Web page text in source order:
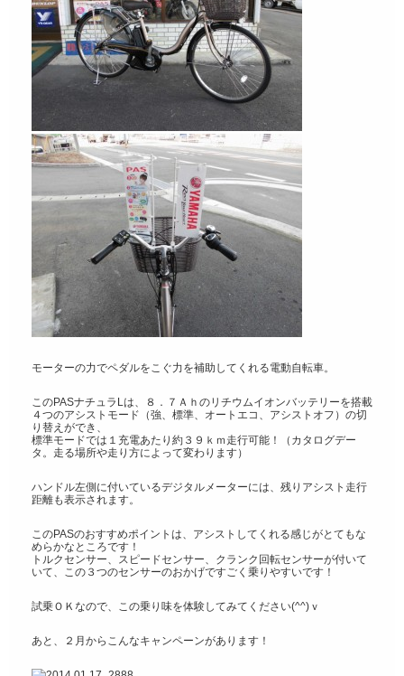
モーターの力でペダルをこぐ力を補助してくれる電動自転車。
このPASナチュラLは、８．７Ａｈのリチウムイオンバッテリーを搭載
４つのアシストモード（強、標準、オートエコ、アシストオフ）の切
り替えができ、
標準モードでは１充電あたり約３９ｋｍ走行可能！（カタログデー
タ。走る場所や走り方によって変わります）
ハンドル左側に付いているデジタルメーターには、残りアシスト走行
距離も表示されます。
このPASのおすすめポイントは、アシストしてくれる感じがとてもな
めらかなところです！
トルクセンサー、スピードセンサー、クランク回転センサーが付いて
いて、この３つのセンサーのおかげですごく乗りやすいです！
試乗ＯＫなので、この乗り味を体験してみてください(^^)ｖ
あと、２月からこんなキャンペーンがあります！